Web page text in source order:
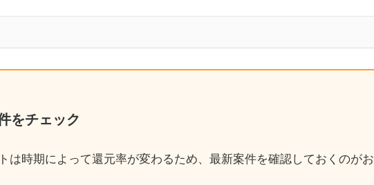
をチェック
は時期によって還元率が変わるため、最新案件を確認しておくのがお